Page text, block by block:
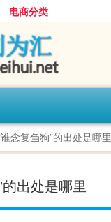
电商分类
谁念复刍狗”的出处是哪里
出处是哪里